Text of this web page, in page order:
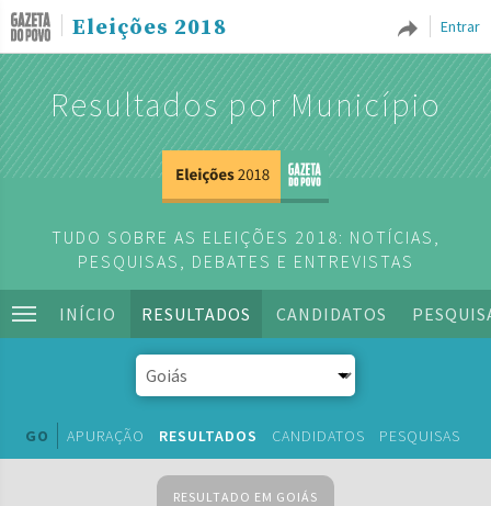
Entrar
Eleições 2018
Resultados por Município
TUDO SOBRE AS ELEIÇÕES 2018: NOTÍCIAS,
PESQUISAS, DEBATES E ENTREVISTAS
INÍCIO RESULTADOS CANDIDATOS
GO APURAÇÃO RESULTADOS CANDIDATOS PESQUISAS
RESULTADO EM GOIÁS